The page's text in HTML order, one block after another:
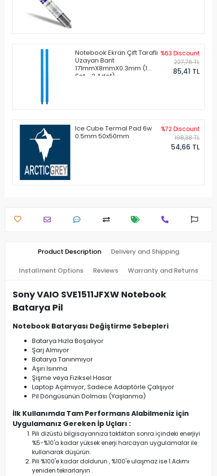
Notebook Ekran Çift Taraflı
Uzayan Bant
171mmX8mmX0.3mm (1
Set - 2 Adet)
%63 Discount
227,76 TL
85,41 TL
Ice Cube Termal Pad 6w
0.5mm 50x50mm
%72 Discount
198,38 TL
54,66 TL
Product Description Delivery and Shipping
Installment Options Reviews Warranty and Returns
Sony VAIO SVE1511JFXW Notebook
Batarya Pil
Notebook Bataryası Değiştirme Sebepleri
Batarya Hızla Boşalıyor
Şarj Almıyor
Batarya Tanınmıyor
Aşırı Isınma
Şişme veya Fiziksel Hasar
Laptop Açılmıyor, Sadece Adaptörle Çalışıyor
Pil Döngüsünün Dolması (Yaşlanma)
İlk Kullanımda Tam Performans Alabilmeniz için
Uygulamanız Gereken İp Uçları :
Pili dizüstü bilgisayarınıza taktıktan sonra içindeki enerjiyi
%5-%10'a kadar yüksek enerji harcayan uygulamalar ile
kullanarak düşürün.
Pili %100'e kadar doldurun , %100'e ulaşmaz ise 1.Adımı
yeniden tekrarlaryın .